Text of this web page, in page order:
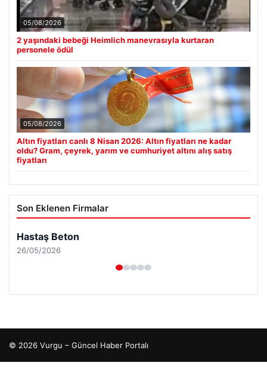
05/08/2026
2 yaşındaki bebeği Heimlich manevrasıyla kurtaran
personele ödül
05/08/2026
Altın fiyatları canlı 8 Nisan 2026: Altın fiyatları ne kadar
oldu? Gram, çeyrek, yarım ve cumhuriyet altını alış satış
fiyatları
Son Eklenen Firmalar